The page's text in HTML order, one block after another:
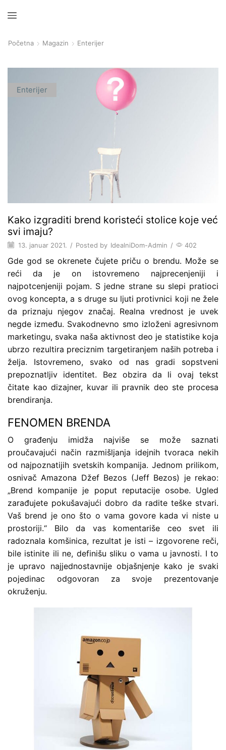
Početna Magazin Enterijer
Enterijer
Kako izgraditi brend koristeći stolice koje već
svi imaju?
13. januar 2021. / Posted by IdealniDom-Admin / 402
Gde god se okrenete čujete priču o brendu. Može se
reći da je on istovremeno najprecenjeniji i
najpotcenjeniji pojam. S jedne strane su slepi pratioci
ovog koncepta, a s druge su ljuti protivnici koji ne žele
da priznaju njegov značaj. Realna vrednost je uvek
negde između. Svakodnevno smo izloženi agresivnom
marketingu, svaka naša aktivnost deo je statistike koja
ubrzo rezultira preciznim targetiranjem naših potreba i
želja. Istovremeno, svako od nas gradi sopstveni
prepoznatljiv identitet. Bez obzira da li ovaj tekst
čitate kao dizajner, kuvar ili pravnik deo ste procesa
brendiranja.
FENOMEN BRENDA
O građenju imidža najviše se može saznati
proučavajući način razmišljanja idejnih tvoraca nekih
od najpoznatijih svetskih kompanija. Jednom prilikom,
osnivač Amazona Džef Bezos (Jeff Bezos) je rekao:
„Brend kompanije je poput reputacije osobe. Ugled
zarađujete pokušavajući dobro da radite teške stvari.
Vaš brend je ono što o vama govore kada vi niste u
prostoriji.“ Bilo da vas komentariše ceo svet ili
radoznala komšinica, rezultat je isti – izgovorene reči,
bile istinite ili ne, definišu sliku o vama u javnosti. I to
je upravo najjednostavnije objašnjenje kako je svaki
pojedinac odgovoran za svoje prezentovanje
okruženju.